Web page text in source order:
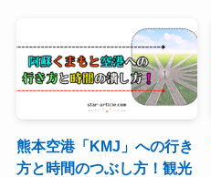
熊本空港「KMJ」への行き
方と時間のつぶし方！観光